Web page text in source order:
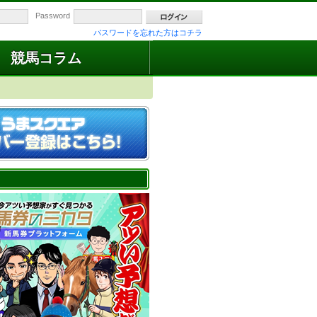
Password
パスワードを忘れた方はコチラ
競馬コラム